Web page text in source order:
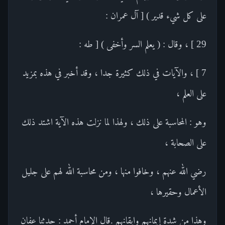
على كل شيء قدير ) [ آل عمران :
29 ] ، وقال : ( يعلم السر وأخفى ) [ طه :
7 ] ، والآيات في ذلك كثيرة جدا ، وقد أخبر في هذه بمزيد
على العلم ،
وهو : المحاسبة على ذلك ، ولهذا لما نزلت هذه الآية اشتد ذلك
على الصحابة ،
رضي الله عنهم ، وخافوا منها ، ومن محاسبة الله لهم على جليل
الأعمال وحقيرها ،
وهذا من شدة إيمانهم وإيقانهم .قال الإمام أحمد : حدثنا عفان